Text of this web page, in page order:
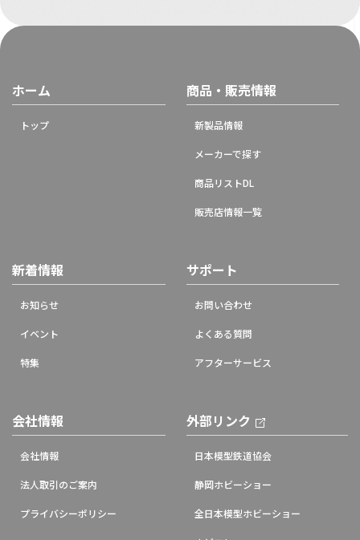
ホーム
トップ
商品・販売情報
新製品情報
メーカーで探す
商品リストDL
販売店情報一覧
新着情報
お知らせ
イベント
特集
サポート
お問い合わせ
よくある質問
アフターサービス
会社情報
会社情報
法人取引のご案内
プライバシーポリシー
外部リンク
日本模型鉄道協会
静岡ホビーショー
全日本模型ホビーショー